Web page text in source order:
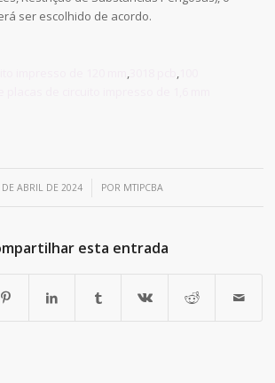
ser escolhido de acordo.
, ,
DE ABRIL DE 2024
/ POR MTIPCBA
esta entrada